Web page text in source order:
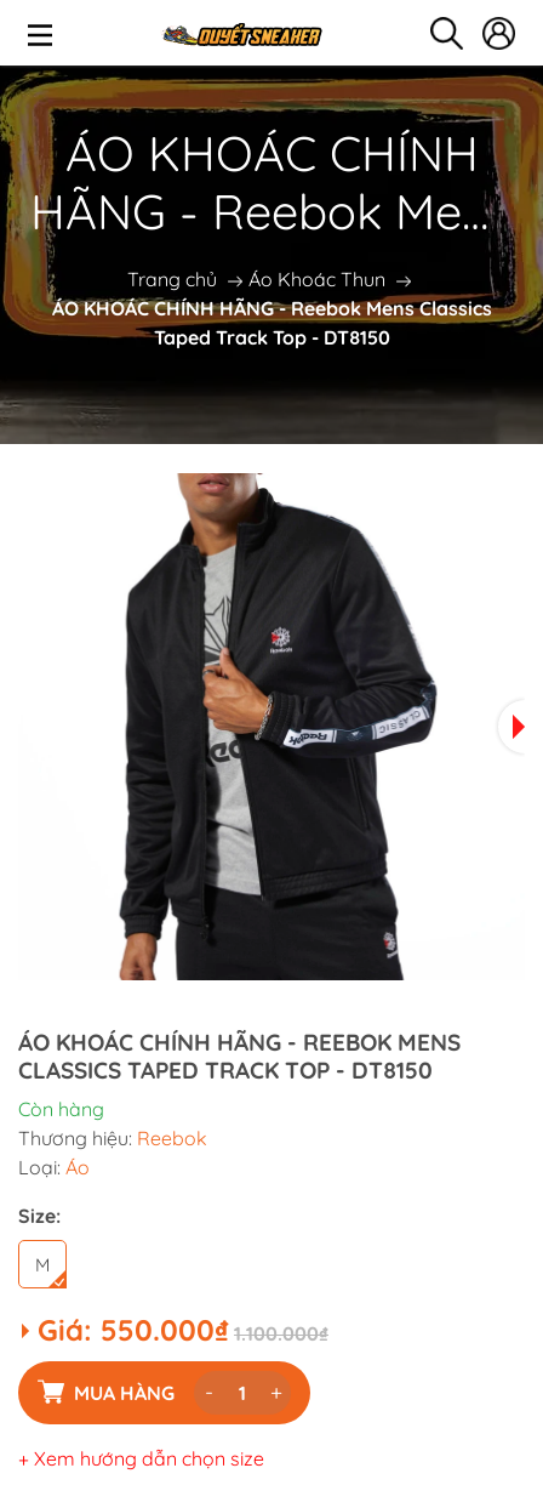
ÁO KHOÁC CHÍNH
HÃNG - Reebok Mens
Classics Taped Track
Top - DT8150
Trang chủ
Áo Khoác Thun
ÁO KHOÁC CHÍNH HÃNG - Reebok Mens Classics
Taped Track Top - DT8150
ÁO KHOÁC CHÍNH HÃNG - REEBOK MENS
CLASSICS TAPED TRACK TOP - DT8150
Còn hàng
Thương hiệu: Reebok
Loại: Áo
Size:
M
Giá: 550.000₫ 1.100.000₫
MUA HÀNG - +
+ Xem hướng dẫn chọn size